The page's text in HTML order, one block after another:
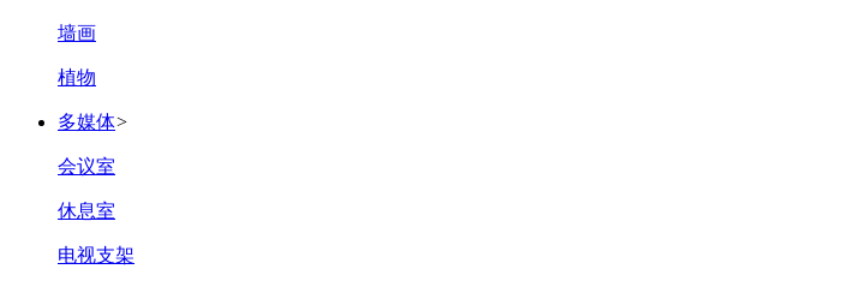
墙画
植物
多媒体>
会议室
休息室
电视支架